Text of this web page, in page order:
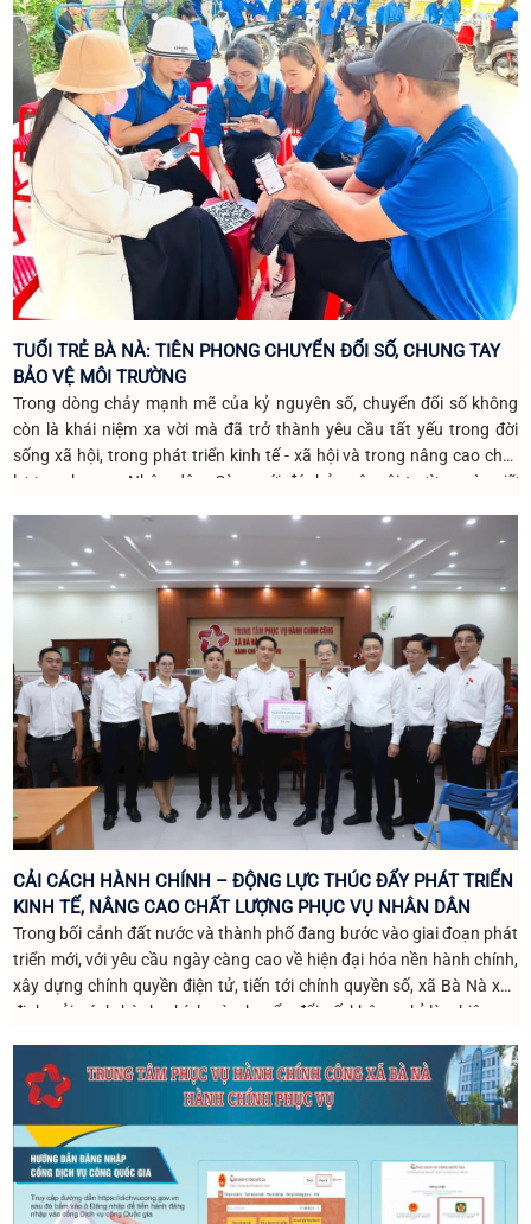
TUỔI TRẺ BÀ NÀ: TIÊN PHONG CHUYỂN ĐỔI SỐ, CHUNG TAY
BẢO VỆ MÔI TRƯỜNG
Trong dòng chảy mạnh mẽ của kỷ nguyên số, chuyển đổi số không
còn là khái niệm xa vời mà đã trở thành yêu cầu tất yếu trong đời
sống xã hội, trong phát triển kinh tế - xã hội và trong nâng cao chất
lượng phục vụ Nhân dân. Cùng với đó, bảo vệ môi trường, gìn giữ
toàn xã hội, nhất là thế hệ trẻ. Nhận thức sâu sắc điều đó, tuổi trẻ xã
Bà Nà đã và đang phát huy tinh thần xung kích, sáng tạo, tình
nguyện, từng bước khẳng định vai trò tiên phong trong thực hiện
chuyển đổi số gắn với bảo vệ môi trường, góp phần xây dựng quê
hương ngày càng văn minh, hiện đại và bền vững.
CẢI CÁCH HÀNH CHÍNH – ĐỘNG LỰC THÚC ĐẨY PHÁT TRIỂN
KINH TẾ, NÂNG CAO CHẤT LƯỢNG PHỤC VỤ NHÂN DÂN
Trong bối cảnh đất nước và thành phố đang bước vào giai đoạn phát
triển mới, với yêu cầu ngày càng cao về hiện đại hóa nền hành chính,
xây dựng chính quyền điện tử, tiến tới chính quyền số, xã Bà Nà xác
định cải cách hành chính và chuyển đổi số không chỉ là nhiệm vụ
xã hội, nâng cao hiệu lực, hiệu quả quản lý nhà nước, phục vụ người
dân và doanh nghiệp ngày càng tốt hơn. Từ ngày 01/7/2025, xã Bà
Nà đã chủ động triển khai đồng bộ nhiều giải pháp nhằm nâng cao
chất lượng giải quyết thủ tục hành chính, lấy sự hài lòng của người
dân, doanh nghiệp làm thước đo hiệu quả hoạt động của chính
quyền.